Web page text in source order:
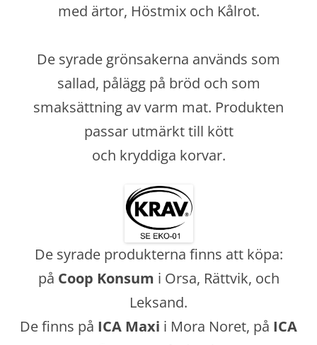
med ärtor, Höstmix och Kålrot.
De syrade grönsakerna används som
sallad, pålägg på bröd och som
smaksättning av varm mat. Produkten
passar utmärkt till kött
och kryddiga korvar.
De syrade produkterna finns att köpa:
på Coop Konsum i Orsa, Rättvik, och
Leksand.
De finns på ICA Maxi i Mora Noret, på ICA